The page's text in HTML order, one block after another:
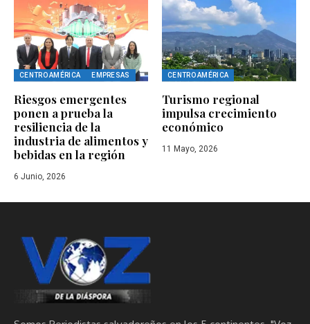
CENTRO AMÉRICA EMPRESAS
Riesgos emergentes
ponen a prueba la
resiliencia de la
industria de alimentos y
bebidas en la región
6 Junio, 2026
CENTRO AMÉRICA
Turismo regional
impulsa crecimiento
económico
11 Mayo, 2026